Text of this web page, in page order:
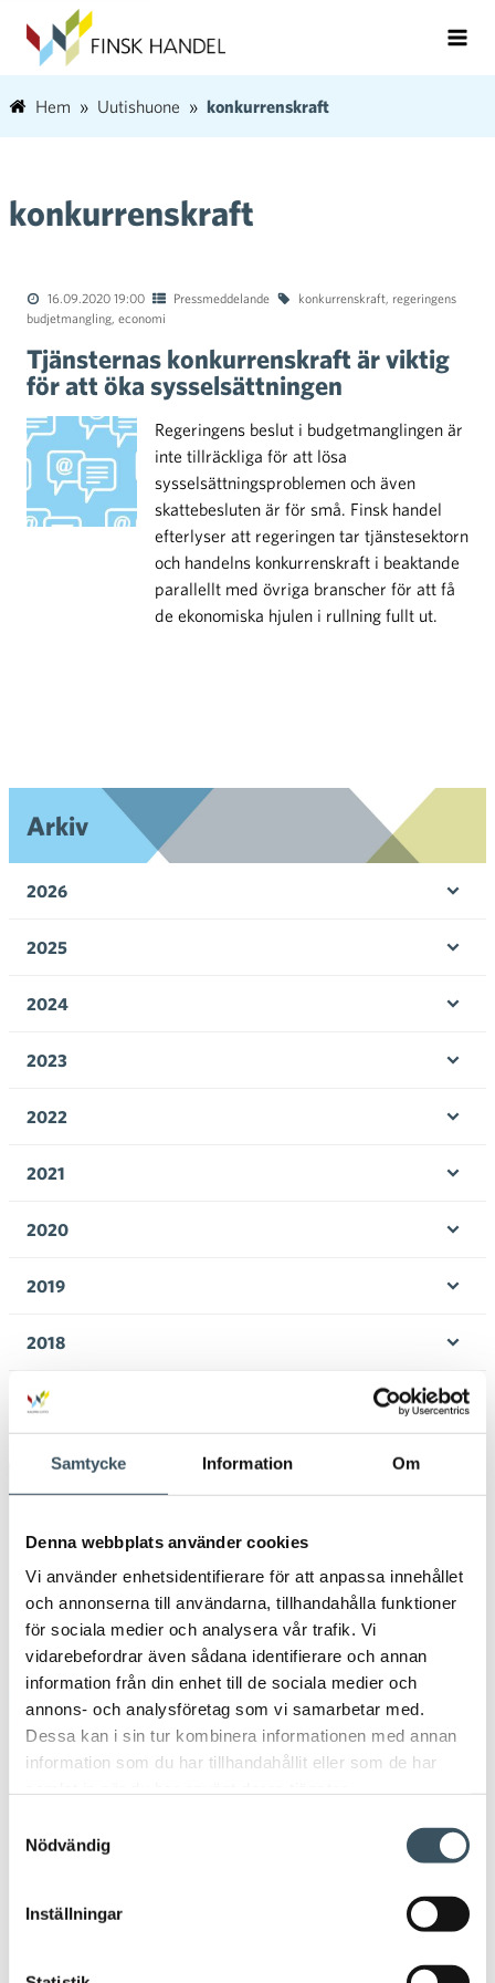
Samtycke Information Om
Denna webbplats använder cookies
Vi använder enhetsidentifierare för att anpassa innehållet
och annonserna till användarna, tillhandahålla funktioner
för sociala medier och analysera vår trafik. Vi
vidarebefordrar även sådana identifierare och annan
information från din enhet till de sociala medier och
annons- och analysföretag som vi samarbetar med.
Dessa kan i sin tur kombinera informationen med annan
information som du har tillhandahållit eller som de har
Nödvändig
Inställningar
Hem Uutishuone konkurrenskraft
konkurrenskraft
16.09.2020 19:00 Pressmeddelande konkurrenskraft, regeringens
budjetmangling, economi
Tjänsternas konkurrenskraft är viktig
för att öka sysselsättningen
Regeringens beslut i budgetmanglingen är
inte tillräckliga för att lösa
sysselsättningsproblemen och även
skattebesluten är för små. Finsk handel
efterlyser att regeringen tar tjänstesektorn
och handelns konkurrenskraft i beaktande
parallellt med övriga branscher för att få
de ekonomiska hjulen i rullning fullt ut.
Arkiv
2026
2025
2024
2023
2022
2021
2020
2019
2018
2017
Avainsanat
Arbetsavtal
Arbetsintyg arbetsliv beskattningen
circulär ekonomi coronavirus digitala inköp
digitala köp digitala matinköp
digital ekonomi digitalisering direkt stöd
handelns kollektivavtalsförhandlingar julhandeln